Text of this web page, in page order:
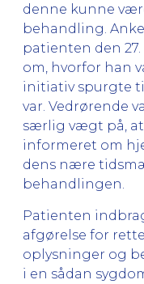
denne kunne
behandling.
patienten den
om, hvorfor han
initiativ spurgte
var. Vedrørende
særlig vægt på,
informeret om
dens nære
behandlingen.
Patienten
afgørelse for
oplysninger og
i en sådan